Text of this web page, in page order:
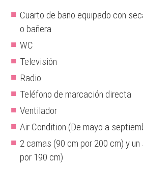
Cuarto de baño equipado con
o bañera
WC
Televisión
Radio
Teléfono de marcación directa
Ventilador
Air Condition (De mayo a
2 camas (90 cm por 200 cm) y
por 190 cm)